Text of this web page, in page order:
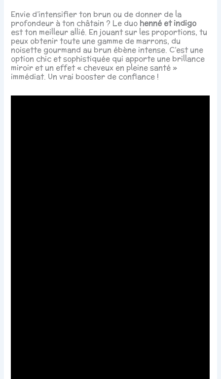
Envie d’intensifier ton brun ou de donner de la
profondeur à ton châtain ? Le duo henné et indigo
est ton meilleur allié. En jouant sur les proportions, tu
peux obtenir toute une gamme de marrons, du
noisette gourmand au brun ébène intense. C’est une
option chic et sophistiquée qui apporte une brillance
miroir et un effet « cheveux en pleine santé »
immédiat. Un vrai booster de confiance !